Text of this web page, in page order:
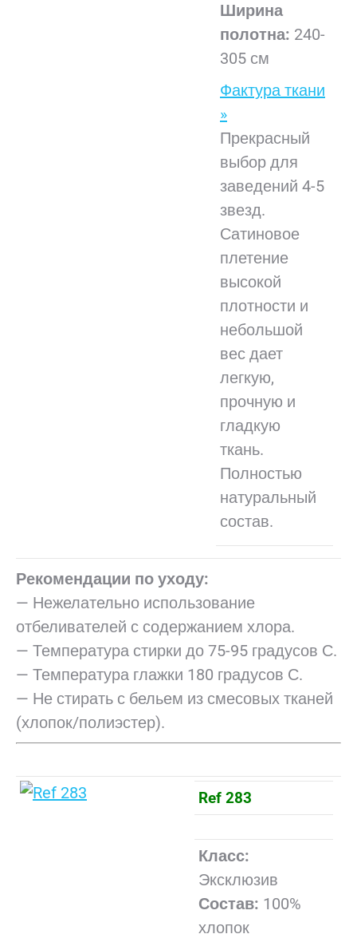
Ширина
полотна: 240-
305 см
Фактура ткани
»
Прекрасный
выбор для
заведений 4-5
звезд.
Сатиновое
плетение
высокой
плотности и
небольшой
вес дает
легкую,
прочную и
гладкую
ткань.
Полностью
натуральный
состав.
Рекомендации по уходу:
— Нежелательно использование
отбеливателей с содержанием хлора.
— Температура стирки до 75-95 градусов С.
— Температура глажки 180 градусов С.
— Не стирать с бельем из смесовых тканей
(хлопок/полиэстер).
Ref 283
Класс:
Эксклюзив
Состав: 100%
хлопок